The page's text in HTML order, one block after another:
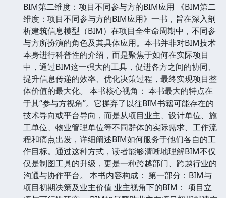
BIM第二维度：项目不同参与方的BIM应用 《BIM第二
维度：项目不同参与方的BIM应用》一书，旨在深入剖
析建筑信息模型（BIM）在项目全生命周期中，不同参
与方所扮演的角色及其具体应用。本书并非对BIM技术
本身进行科普性的介绍，而是聚焦于如何在实际项目
中，通过BIM这一强大的工具，促进各方之间的协同、
提升信息传递的效率、优化决策过程，最终实现项目整
体价值的最大化。 本书核心视角： 本书最大的特点在
于其“参与方视角”。它摒弃了以往BIM书籍可能存在的
技术导向或平台导向，而是从项目业主、设计单位、施
工单位、物业管理单位等不同群体的实际需求、工作流
程和痛点出发，详细阐述BIM如何服务于他们各自的工
作目标。通过这种方式，读者能够清晰地理解BIM不仅
仅是制图工具的升级，更是一种跨越部门、跨越行业的
沟通与协作平台。 本书内容构成： 第一部分：BIM与
项目初期决策及业主价值 业主视角下的BIM： 项目立